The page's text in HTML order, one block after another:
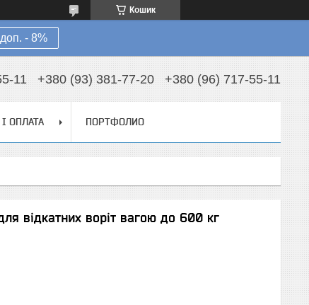
Кошик
- 8%
11 +380 (93) 381-77-20 +380 (96) 717-55-11
ОПЛАТА ПОРТФОЛИО
відкатних воріт вагою до 600 кг